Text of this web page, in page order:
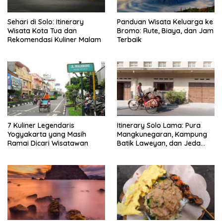
Sehari di Solo: Itinerary
Wisata Kota Tua dan
Rekomendasi Kuliner Malam
Panduan Wisata Keluarga ke
Bromo: Rute, Biaya, dan Jam
Terbaik
7 Kuliner Legendaris
Yogyakarta yang Masih
Ramai Dicari Wisatawan
Itinerary Solo Lama: Pura
Mangkunegaran, Kampung
Batik Laweyan, dan Jeda